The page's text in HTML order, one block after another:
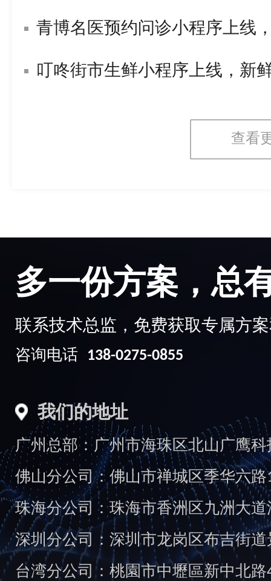
青博名医预约问诊小程序上线
叮咚街市生鲜小程序上线，新
查看
多一份方案，总
联系技术总监，免费获取专属方
咨询电话 138-0275-0855
我们的地址
广州总部：广州市海珠区北山广鹰科
佛山分公司：佛山市禅城区季华六路
珠海分公司：珠海市香洲区九洲大道
深圳分公司：深圳市龙岗区布吉街
台湾分公司：桃園市中壢區新中北路